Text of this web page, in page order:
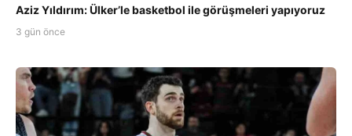
Aziz Yıldırım: Ülker’le basketbol ile görüşmeleri yapıyoruz
3 gün önce